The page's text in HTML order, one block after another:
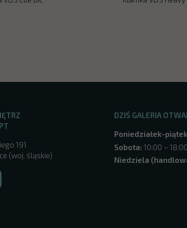
191
(woj. śląskie)
DZIŚ GALERIA
Poniedziałek-
Sobota: 10:00 – 18:00
Niedziela